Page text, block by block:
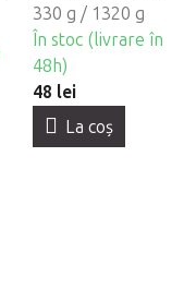
Beauty Spa -
Vanilie-Iasomie
330 g / 1320 g
În stoc (livrare în
48h)
48 lei
La coş